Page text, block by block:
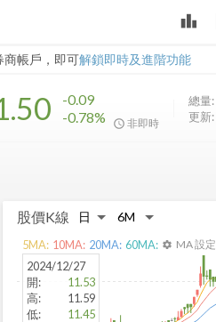
leaderboard
商帳戶，即可解鎖即時及進階功能
勢
-0.09
-0.78%
非即時
總量:
更新:
股價K線
2024/12/27
開:
11.53
高:
11.59
低:
11.45
5MA: 10MA: 20MA: 60MA: settings MA 設定